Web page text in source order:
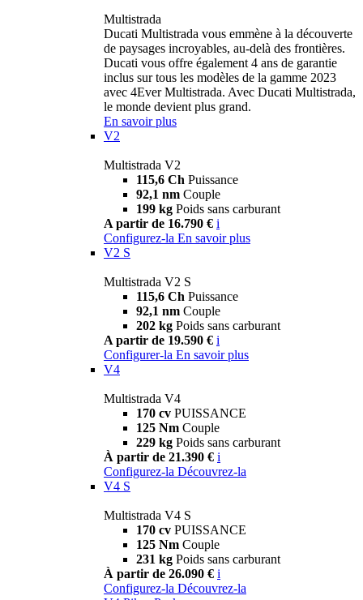
Multistrada
Ducati Multistrada vous emmène à la découverte
de paysages incroyables, au-delà des frontières.
Ducati vous offre également 4 ans de garantie
inclus sur tous les modèles de la gamme 2023
avec 4Ever Multistrada. Avec Ducati Multistrada,
le monde devient plus grand.
En savoir plus
V2
Multistrada V2
115,6 Ch Puissance
92,1 nm Couple
199 kg Poids sans carburant
A partir de 16.790 € i
Configurez-la En savoir plus
V2 S
Multistrada V2 S
115,6 Ch Puissance
92,1 nm Couple
202 kg Poids sans carburant
A partir de 19.590 € i
Configurer-la En savoir plus
V4
Multistrada V4
170 cv PUISSANCE
125 Nm Couple
229 kg Poids sans carburant
À partir de 21.390 € i
Configurez-la Découvrez-la
V4 S
Multistrada V4 S
170 cv PUISSANCE
125 Nm Couple
231 kg Poids sans carburant
À partir de 26.090 € i
Configurez-la Découvrez-la